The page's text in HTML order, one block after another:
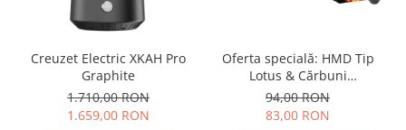
Creuzet Electric XKAH Pro
Graphite
1.710,00 RON
1.659,00 RON
Oferta specială: HMD Tip
Lotus & Cărbuni
Narghilea Coco Boss
94,00 RON
83,00 RON